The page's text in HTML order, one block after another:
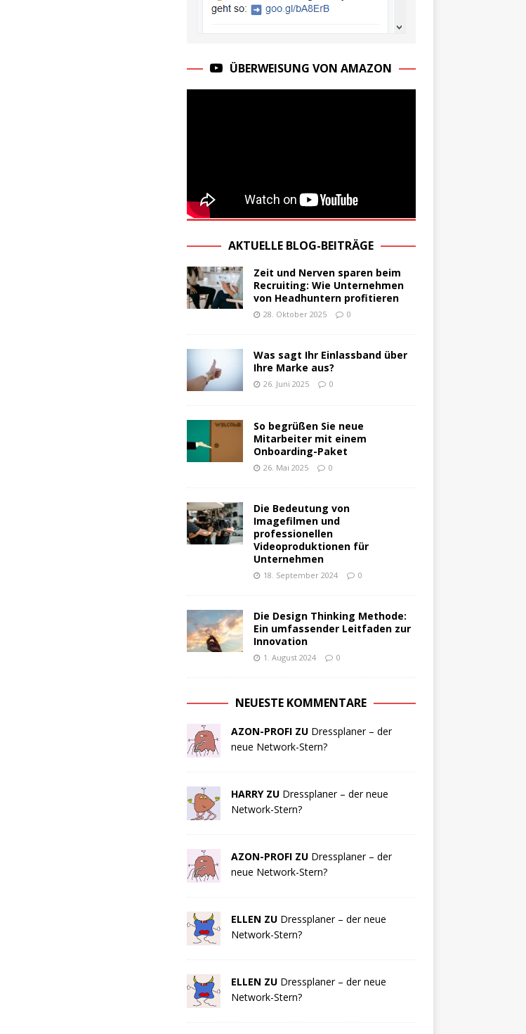
ÜBERWEISUNG VON AMAZON
AKTUELLE BLOG-BEITRÄGE
Zeit und Nerven sparen beim
Recruiting: Wie Unternehmen
von Headhuntern profitieren
28. Oktober 2025 0
Was sagt Ihr Einlassband über
Ihre Marke aus?
26. Juni 2025 0
So begrüßen Sie neue
Mitarbeiter mit einem
Onboarding-Paket
26. Mai 2025 0
Die Bedeutung von
Imagefilmen und
professionellen
Videoproduktionen für
Unternehmen
18. September 2024 0
Die Design Thinking Methode:
Ein umfassender Leitfaden zur
Innovation
1. August 2024 0
NEUESTE KOMMENTARE
AZON-PROFI ZU Dressplaner – der
neue Network-Stern?
HARRY ZU Dressplaner – der neue
Network-Stern?
AZON-PROFI ZU Dressplaner – der
neue Network-Stern?
ELLEN ZU Dressplaner – der neue
Network-Stern?
ELLEN ZU Dressplaner – der neue
Network-Stern?